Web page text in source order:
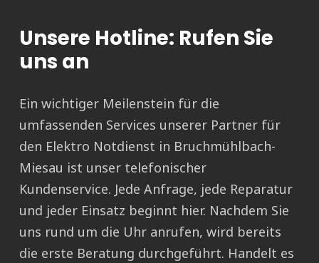
Unsere Hotline: Rufen Sie
uns an
Ein wichtiger Meilenstein für die
umfassenden Services unserer Partner für
den Elektro Notdienst in Bruchmühlbach-
Miesau ist unser telefonischer
Kundenservice. Jede Anfrage, jede Reparatur
und jeder Einsatz beginnt hier. Nachdem Sie
uns rund um die Uhr anrufen, wird bereits
die erste Beratung durchgeführt. Handelt es